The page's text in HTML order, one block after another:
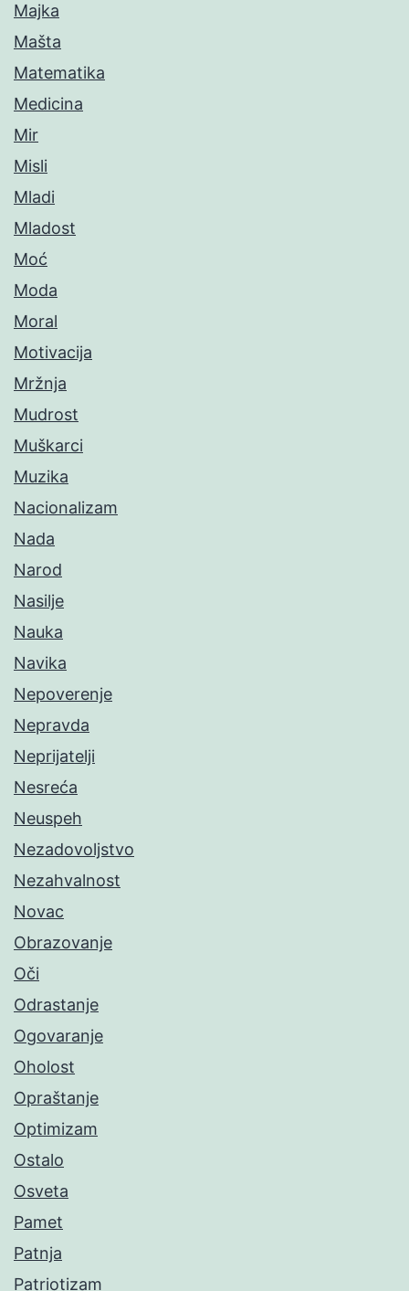
Majka
Mašta
Matematika
Medicina
Mir
Misli
Mladi
Mladost
Moć
Moda
Moral
Motivacija
Mržnja
Mudrost
Muškarci
Muzika
Nacionalizam
Nada
Narod
Nasilje
Nauka
Navika
Nepoverenje
Nepravda
Neprijatelji
Nesreća
Neuspeh
Nezadovoljstvo
Nezahvalnost
Novac
Obrazovanje
Oči
Odrastanje
Ogovaranje
Oholost
Opraštanje
Optimizam
Ostalo
Osveta
Pamet
Patnja
Patriotizam